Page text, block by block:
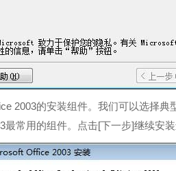
2003的安装组件。我们可以选择
常用的组件。点击[下一步]继续安装